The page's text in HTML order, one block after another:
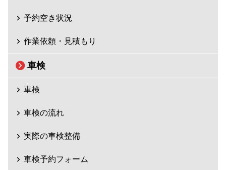
予約空き状況
作業依頼・見積もり
車検
車検
車検の流れ
実際の車検整備
車検予約フォーム